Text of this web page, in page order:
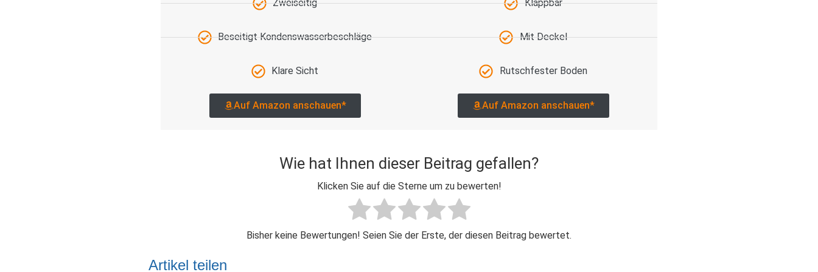
Zweiseitig
Beseitigt Kondenswasserbeschläge
Klare Sicht
Auf Amazon anschauen*
Klappbar
Mit Deckel
Rutschfester Boden
Auf Amazon anschauen*
Wie hat Ihnen dieser Beitrag gefallen?
Klicken Sie auf die Sterne um zu bewerten!
Bisher keine Bewertungen! Seien Sie der Erste, der diesen Beitrag bewertet.
Artikel teilen